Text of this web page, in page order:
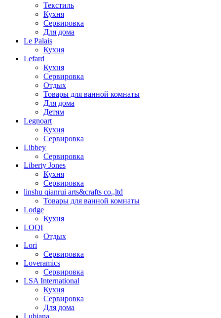
Текстиль
Кухня
Сервировка
Для дома
Le Palais
Кухня
Lefard
Кухня
Сервировка
Отдых
Товары для ванной комнаты
Для дома
Детям
Legnoart
Кухня
Сервировка
Libbey
Сервировка
Liberty Jones
Кухня
Сервировка
linshu qianrui arts&crafts co.,ltd
Товары для ванной комнаты
Lodge
Кухня
LOQI
Отдых
Lori
Сервировка
Loveramics
Сервировка
LSA International
Кухня
Сервировка
Для дома